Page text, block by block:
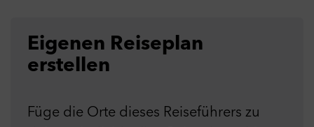
Eigenen Reiseplan
erstellen
Füge die Orte dieses Reiseführers zu